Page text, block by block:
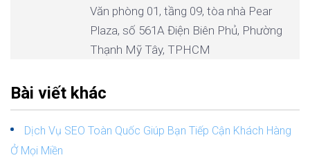
Văn phòng 01, tầng 09, tòa nhà Pear
Plaza, số 561A Điện Biên Phủ, Phường
Thạnh Mỹ Tây, TPHCM
Bài viết khác
Dịch Vụ SEO Toàn Quốc Giúp Bạn Tiếp Cận Khách Hàng
Ở Mọi Miền